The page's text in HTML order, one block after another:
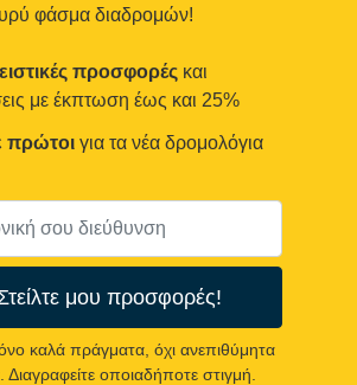
φάσμα διαδρομών!
προσφορές και
με έκπτωση έως και 25%
πρώτοι για τα νέα δρομολόγια
μου προσφορές!
καλά πράγματα, όχι ανεπιθύμητα
οποιαδήποτε στιγμή.